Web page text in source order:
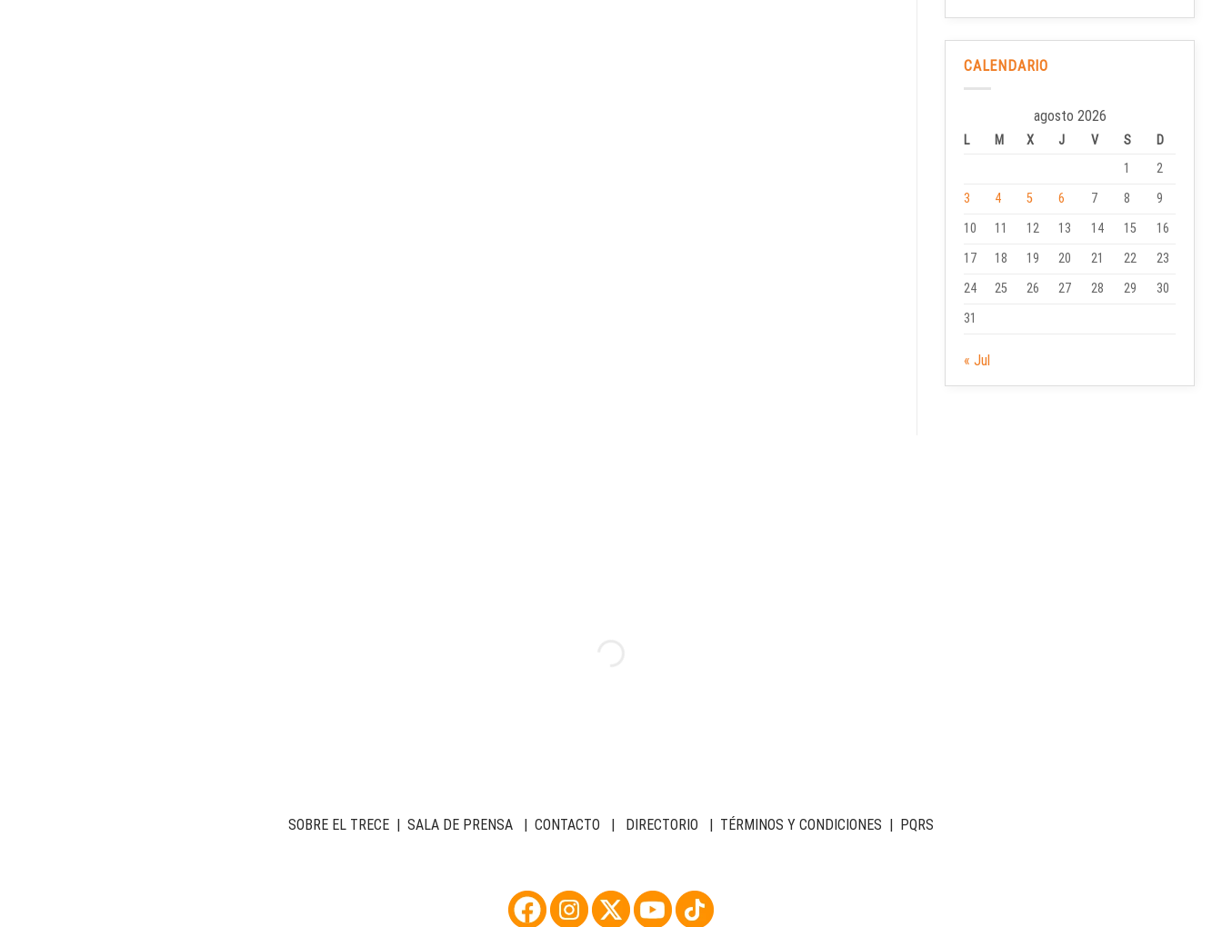
CALENDARIO
agosto 2026
L M X J V S
D
1
2
3
4 5 6 7 8
9
10
11 12 13 14 15
16
17
18 19 20 21 22
23
24
25 26 27 28 29
30
31
« Jul
SOBRE EL TRECE | SALA DE PRENSA | CONTACTO | DIRECTORIO | TÉRMINOS Y CONDICIONES | PQRS